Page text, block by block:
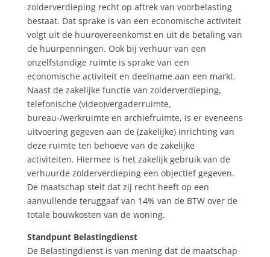
zolderverdieping recht op aftrek van voorbelasting
bestaat. Dat sprake is van een economische activiteit
volgt uit de huurovereenkomst en uit de betaling van
de huurpenningen. Ook bij verhuur van een
onzelfstandige ruimte is sprake van een
economische activiteit en deelname aan een markt.
Naast de zakelijke functie van zolderverdieping,
telefonische (video)vergaderruimte,
bureau-/werkruimte en archiefruimte, is er eveneens
uitvoering gegeven aan de (zakelijke) inrichting van
deze ruimte ten behoeve van de zakelijke
activiteiten. Hiermee is het zakelijk gebruik van de
verhuurde zolderverdieping een objectief gegeven.
De maatschap stelt dat zij recht heeft op een
aanvullende teruggaaf van 14% van de BTW over de
totale bouwkosten van de woning.
Standpunt Belastingdienst
De Belastingdienst is van mening dat de maatschap